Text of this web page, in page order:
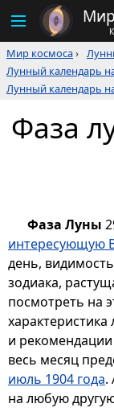
Мир космоса›
Лунный календарь
Лунный календарь
Фаза
Фаза Луны
интересующую
день,
зодиака,
посмотреть на
и
весь месяц
июль 1904 года.
на любую